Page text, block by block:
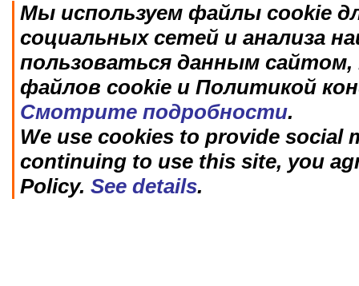
Мы используем файлы cookie
социальных сетей и анализа
пользоваться данным
файлов cookie и Политикой
Смотрите подробности.
We use cookies to provide social
continuing to use this site, you
Policy. See details.